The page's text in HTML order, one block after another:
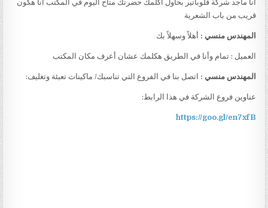
أنا ماجد شركة فلوباتير بحاول أكلمك حضرتك متاح اليوم في المكتب أنا هكون
قريب من باب الشعرية
المهندس منسي : أهلاً وسهلاً بك
العميل : تمام وأنا في الطريق هكلمك عشان أعرف مكان المكتب
المهندس منسي : اتصل بنا في الفروع التي تناسبك/ ماكينات تعبئة وتغليف:
عناوين فروع الشركة في هذا الرابط:
https://goo.gl/en7xfB